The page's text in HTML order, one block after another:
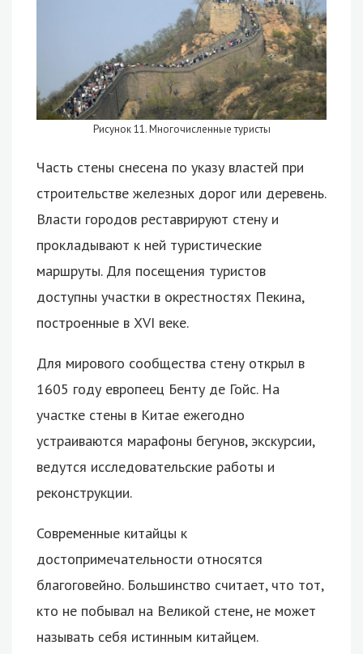
Рисунок 11. Многочисленные туристы
Часть стены снесена по указу властей при
строительстве железных дорог или деревень.
Власти городов реставрируют стену и
прокладывают к ней туристические
маршруты. Для посещения туристов
доступны участки в окрестностях Пекина,
построенные в XVI веке.
Для мирового сообщества стену открыл в
1605 году европеец Бенту де Гойс. На
участке стены в Китае ежегодно
устраиваются марафоны бегунов, экскурсии,
ведутся исследовательские работы и
реконструкции.
Современные китайцы к
достопримечательности относятся
благоговейно. Большинство считает, что тот,
кто не побывал на Великой стене, не может
называть себя истинным китайцем.